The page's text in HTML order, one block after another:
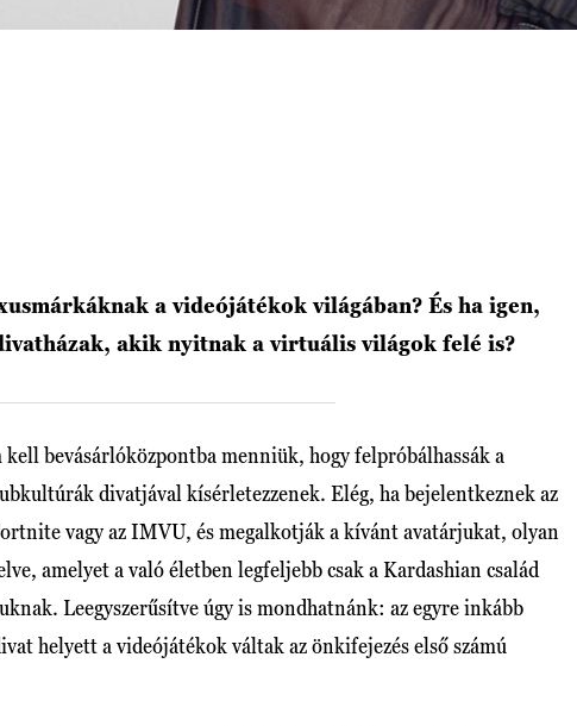
a videójátékok világában? És ha igen,
akik nyitnak a virtuális világok felé is?
bevásárlóközpontba menniük, hogy felpróbálhassák a
divatjával kísérletezzenek. Elég, ha bejelentkeznek az
vagy az IMVU, és megalkotják a kívánt avatárjukat, olyan
amelyet a való életben legfeljebb csak a Kardashian család
Leegyszerűsítve úgy is mondhatnánk: az egyre inkább
helyett a videójátékok váltak az önkifejezés első számú